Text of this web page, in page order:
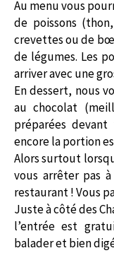
Au menu vous
de poissons
crevettes ou de
de légumes. Les
arriver avec une
En dessert, nous
au chocolat
préparées
encore la portion
Alors surtout
vous arrêter pas
restaurant ! Vous
Juste à côté des
l’entrée est
balader et bien